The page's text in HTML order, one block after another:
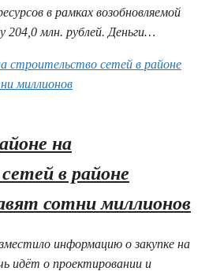
в рамках возобновляемой
204,0 млн. рублей. Деньги…
на
в районе
сотни миллионов
информацию о закупке на
идёт о проектировании и